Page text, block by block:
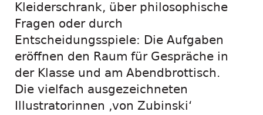
Kleiderschrank, über philosophische
Fragen oder durch
Entscheidungsspiele: Die Aufgaben
eröffnen den Raum für Gespräche in
der Klasse und am Abendbrottisch.
Die vielfach ausgezeichneten
Illustratorinnen ‚von Zubinski‘